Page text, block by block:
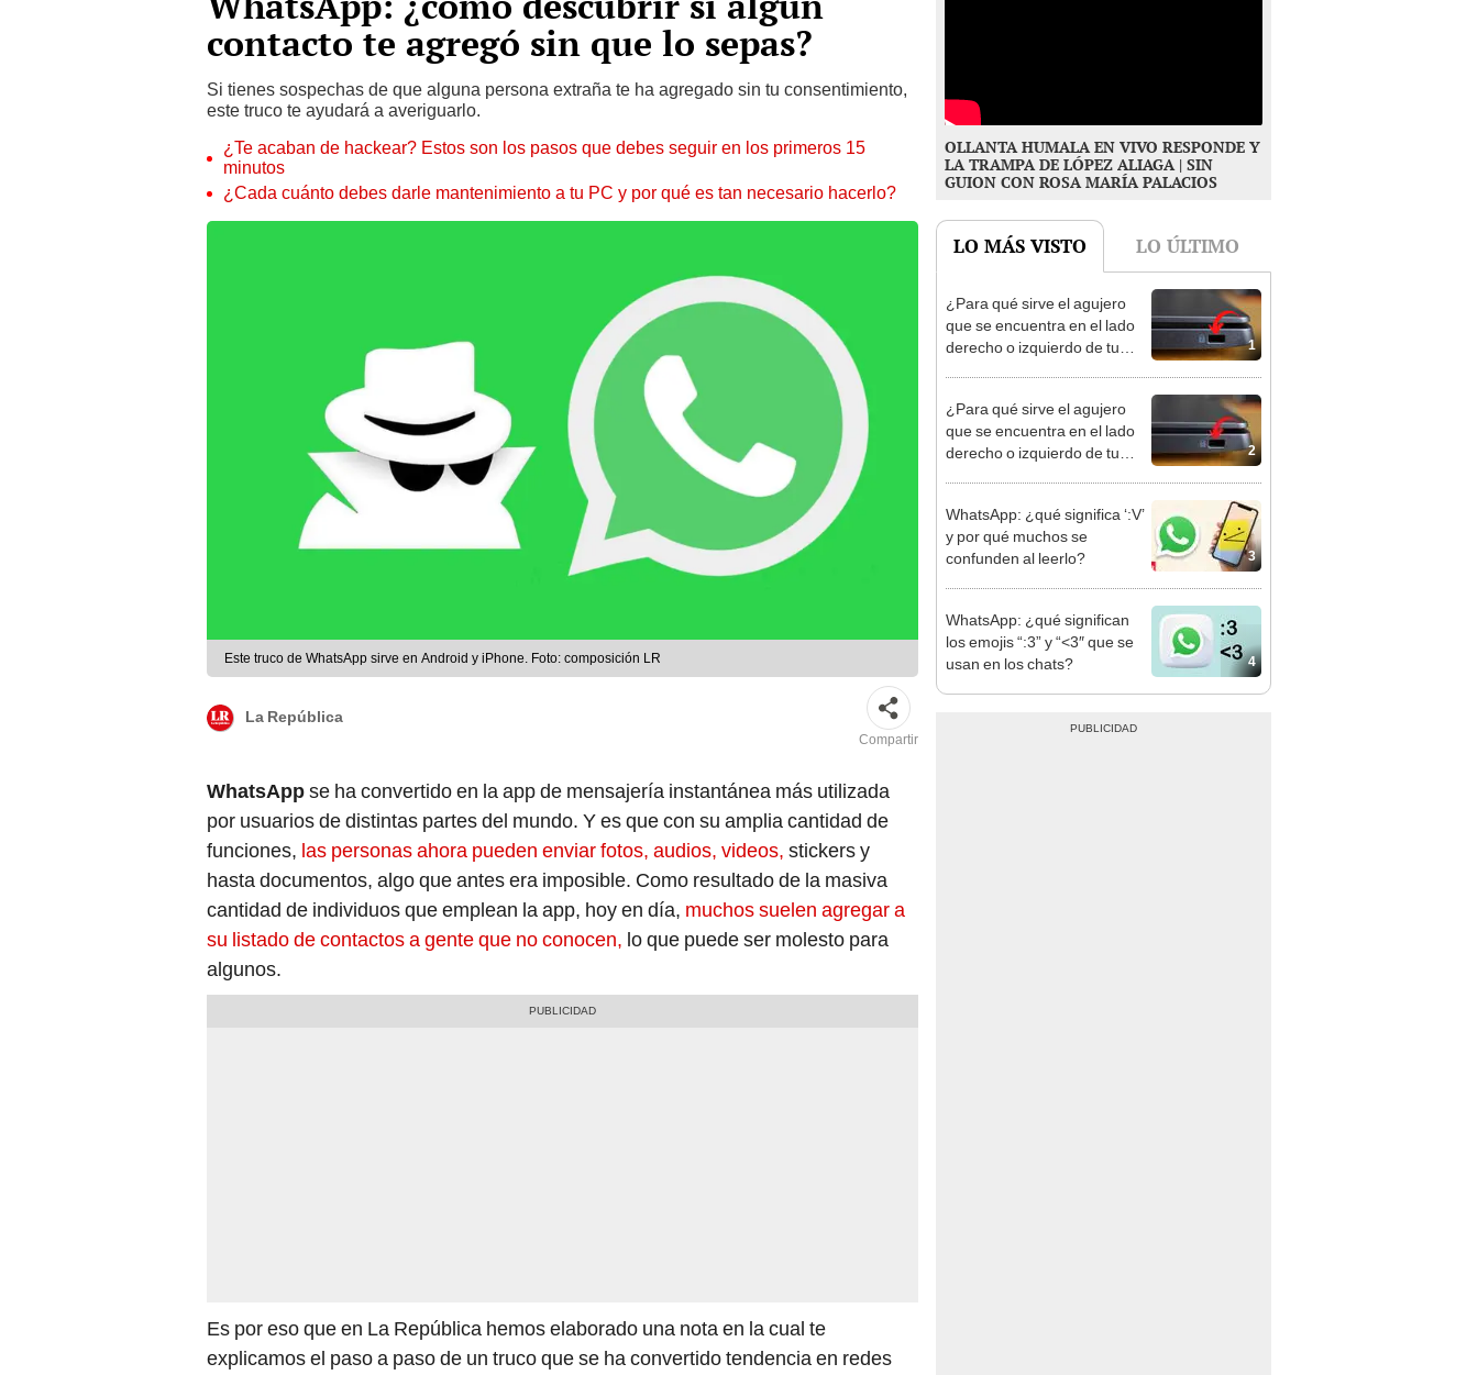
contacto te agregó sin que lo sepas?
Si tienes sospechas de que alguna persona extraña te ha agregado sin tu consentimiento,
este truco te ayudará a averiguarlo.
¿Te acaban de hackear? Estos son los pasos que debes seguir en los primeros 15
minutos
¿Cada cuánto debes darle mantenimiento a tu PC y por qué es tan necesario hacerlo?
Este truco de WhatsApp sirve en Android y iPhone. Foto: composición LR
La República
Compartir
WhatsAppse ha convertido en la app de mensajería instantánea más utilizada
por usuarios de distintas partes del mundo. Y es que con su amplia cantidad de
funciones, las personas ahora pueden enviar fotos, audios, videos, stickers y
hasta documentos, algo que antes era imposible. Como resultado de la masiva
cantidad de individuos que emplean la app, hoy en día, muchos suelen agregar a
su listado de contactos a gente que no conocen, lo que puede ser molesto para
algunos.
Es por eso que en La República hemos elaborado una nota en la cual te
explicamos el paso a paso de un truco que se ha convertido tendencia en redes
OLLANTA HUMALA EN VIVO RESPONDE Y
LA TRAMPA DE LÓPEZ ALIAGA | SIN
GUION CON ROSA MARÍA PALACIOS
LO MÁS VISTO LO ÚLTIMO
1
¿Para qué sirve el agujero
que se encuentra en el lado
derecho o izquierdo de tu
2
¿Para qué sirve el agujero
que se encuentra en el lado
derecho o izquierdo de tu
3
WhatsApp: ¿qué significa ‘:V’
y por qué muchos se
confunden al leerlo?
4
WhatsApp: ¿qué significan
los emojis “:3” y “<3″ que se
usan en los chats?